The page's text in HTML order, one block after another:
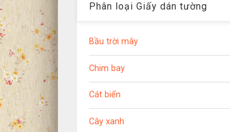
Phân loại Giấy dán tường
Bầu trời mây
Chim bay
Cát biển
Cây xanh